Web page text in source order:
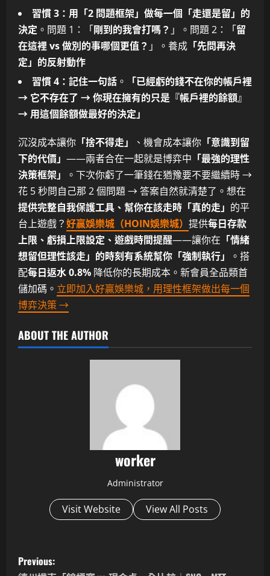
習慣 3：用「2 問題框架」做每一個「走還是留」的
決定 。問題 1：「剛到的我會打嗎？ 」。問題 2：「留
在這裡 vs 做別的事哪個更值？ 」。養成 「先問再決
定」的反射動作
習慣 4：記住一句話 。
「已經虧的錢不在你的帳戶裡
→ 它不存在了 → 你現在擁有的只是『帳戶裡的餘額』
→ 用這個餘額做最好的決定」
沉沒成本讓你 「捨不得走」 、機會成本讓你 「意識到留
下的代價」 ——兩者合在一起就是博弈中 「最強的理性
決策框架」
。下次你虧了一筆錢在猶豫要不要繼續時 →
花 5 秒問自己那 2 個問題 → 答案自然就清楚了。想在
提供完整自我保護工具、幫你在該走時「真的走」 的平
台上遊戲？好贏娛樂城（HOIN娛樂城） 提供每日存款
上限、虧損上限設定、遊戲時間提醒——讓你在 「情緒
想留但理性該走」的時刻有系統幫你「強制執行」
。搭
配每日返水 0.8% 降低你的長期成本。新會員全品類首
儲加碼。 立即加入好贏娛樂城，用理性框架做出每一個
博弈決策 →
ABOUT THE AUTHOR
worker
Administrator
Visit Website View All Posts
P
Previous: